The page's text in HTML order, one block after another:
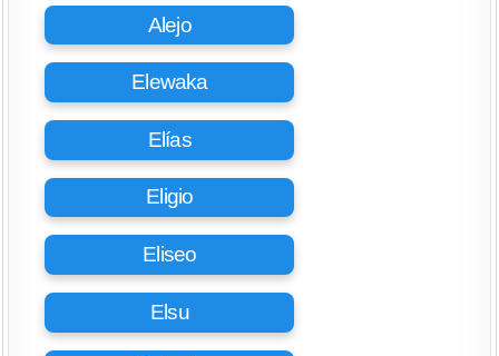
Alejo
Elewaka
Elías
Eligio
Eliseo
Elsu